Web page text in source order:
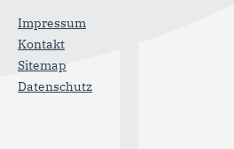
Impressum
Kontakt
Sitemap
Datenschutz